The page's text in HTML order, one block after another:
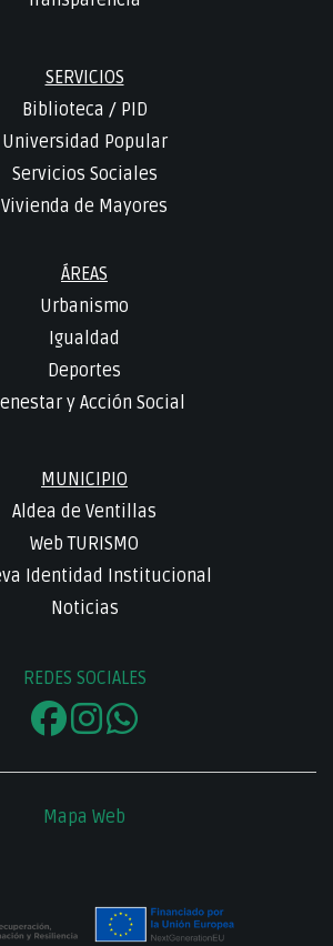
SERVICIOS
Biblioteca / PID
Universidad Popular
Servicios Sociales
Vivienda de Mayores
ÁREAS
Urbanismo
Igualdad
Deportes
y Acción Social
MUNICIPIO
Aldea de Ventillas
Web TURISMO
Identidad Institucional
Noticias
REDES SOCIALES
Mapa Web